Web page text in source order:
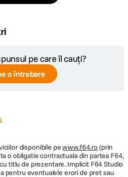
pe care îl cauți?
o întrebare
disponibile pewww.f64.ro(prin
o obligatie contractuala din partea F64,
titlu de prezentare. Implicit F64 Studio
pentru eventualele erori de pret sau